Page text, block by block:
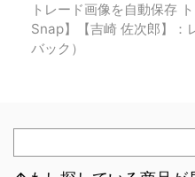
トレード画像を自動保存
Snap】【吉崎 佐次郎】：
バック）